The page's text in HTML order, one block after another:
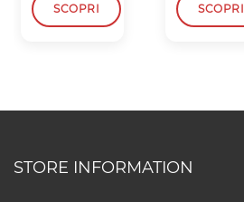
SCOPRI SCOPRI
STORE INFORMATION